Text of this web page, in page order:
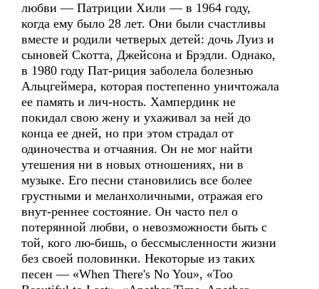
любви — Патриции Хили — в 1964 году,
когда ему было 28 лет. Они были счастливы
вместе и родили четверых детей: дочь Луиз и
сыновей Скотта, Джейсона и Брэдли. Однако,
в 1980 году Пат-риция заболела болезнью
Альцгеймера, которая постепенно уничтожала
ее память и лич-ность. Хампердинк не
покидал свою жену и ухаживал за ней до
конца ее дней, но при этом страдал от
одиночества и отчаяния. Он не мог найти
утешения ни в новых отношениях, ни в
музыке. Его песни становились все более
грустными и меланхоличными, отражая его
внут-реннее состояние. Он часто пел о
потерянной любви, о невозможности быть с
той, кого лю-бишь, о бессмысленности жизни
без своей половинки. Некоторые из таких
песен — «When There's No You», «Too